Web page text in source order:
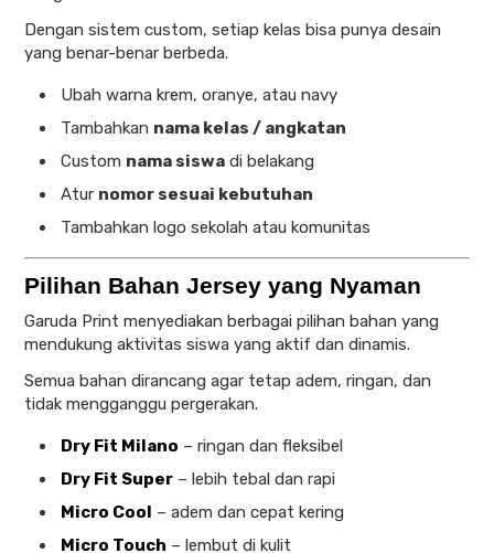
Dengan sistem custom, setiap kelas bisa punya desain
yang benar-benar berbeda.
Ubah warna krem, oranye, atau navy
Tambahkan nama kelas / angkatan
Custom nama siswa di belakang
Atur nomor sesuai kebutuhan
Tambahkan logo sekolah atau komunitas
Pilihan Bahan Jersey yang Nyaman
Garuda Print menyediakan berbagai pilihan bahan yang
mendukung aktivitas siswa yang aktif dan dinamis.
Semua bahan dirancang agar tetap adem, ringan, dan
tidak mengganggu pergerakan.
Dry Fit Milano – ringan dan fleksibel
Dry Fit Super – lebih tebal dan rapi
Micro Cool
– adem dan cepat kering
Micro Touch – lembut di kulit